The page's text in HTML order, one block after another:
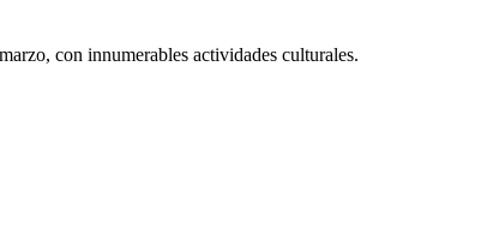
con innumerables actividades culturales.